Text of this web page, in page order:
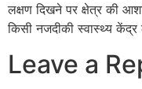
लक्षण दिखने पर क्षेत्र की
किसी नजदीकी स्वास्थ्य केंद्र
Leave a